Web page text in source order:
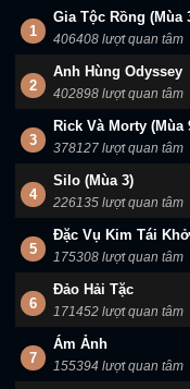
1
Gia Tộc Rồng (Mùa
406408 lượt quan tâm
2
Anh Hùng Odyssey
402898 lượt quan tâm
3
Rick Và Morty (Mùa
378127 lượt quan tâm
4
Silo (Mùa 3)
226135 lượt quan tâm
5
Đặc Vụ Kim Tái
175308 lượt quan tâm
6
Đảo Hải Tặc
171452 lượt quan tâm
7
Ám Ảnh
155394 lượt quan tâm